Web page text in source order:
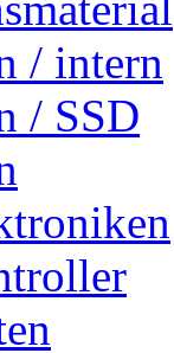
/ intern
/ SSD